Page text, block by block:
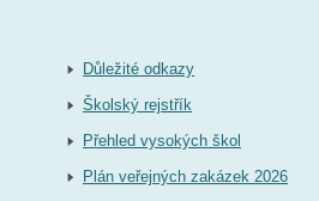
Důležité odkazy
Školský rejstřík
Přehled vysokých škol
Plán veřejných zakázek 2026